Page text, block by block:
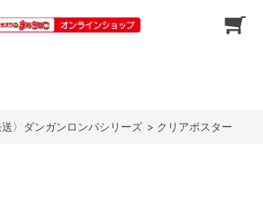
送〉ダンガンロンパシリーズ > クリアポスター